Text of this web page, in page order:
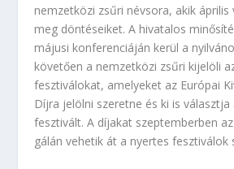
nemzetközi zsűri névsora, akik április
meg döntéseiket. A hivatalos
májusi konferenciáján kerül a
követően a nemzetközi zsűri kijelöli
fesztiválokat, amelyeket az Európai
Díjra jelölni szeretne és ki is választja
fesztivált. A díjakat szeptemberben
gálán vehetik át a nyertes fesztiválok